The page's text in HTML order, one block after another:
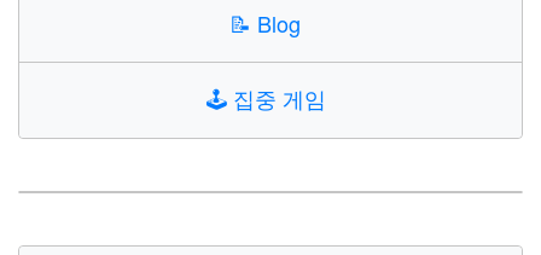
📝 Blog
🕹️ 집중 게임